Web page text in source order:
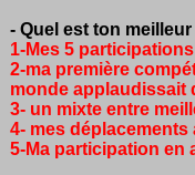
- Quel est ton
1-Mes 5
2-ma première
monde applaudissait
3- un mixte entre
4- mes déplacements
5-Ma participation en